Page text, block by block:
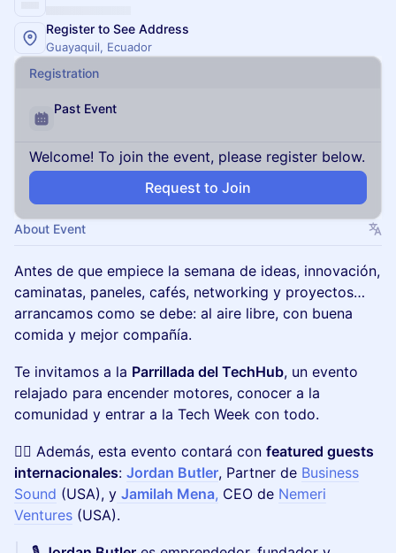
Register to See Address
Guayaquil, Ecuador
Registration
Past Event
Welcome! To join the event, please register below.
Request to Join
About Event
Antes de que empiece la semana de ideas, innovación,
caminatas, paneles, cafés, networking y proyectos…
arrancamos como se debe: al aire libre, con buena
comida y mejor compañía.
Te invitamos a la Parrillada del TechHub, un evento
relajado para encender motores, conocer a la
comunidad y entrar a la Tech Week con todo.
👉🏻 Además, esta evento contará con featured guests
internacionales: Jordan Butler, Partner de Business
Sound (USA), y Jamilah Mena, CEO de Nemeri
Ventures (USA).